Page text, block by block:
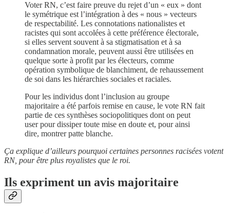
Voter RN, c’est faire preuve du rejet d’un « eux » dont
le symétrique est l’intégration à des « nous » vecteurs
de respectabilité. Les connotations nationalistes et
racistes qui sont accolées à cette préférence électorale,
si elles servent souvent à sa stigmatisation et à sa
condamnation morale, peuvent aussi être utilisées en
quelque sorte à profit par les électeurs, comme
opération symbolique de blanchiment, de rehaussement
de soi dans les hiérarchies sociales et raciales.
Pour les individus dont l’inclusion au groupe
majoritaire a été parfois remise en cause, le vote RN fait
partie de ces synthèses sociopolitiques dont on peut
user pour dissiper toute mise en doute et, pour ainsi
dire, montrer patte blanche.
Ça explique d’ailleurs pourquoi certaines personnes racisées votent
RN, pour être plus royalistes que le roi.
Ils expriment un avis majoritaire